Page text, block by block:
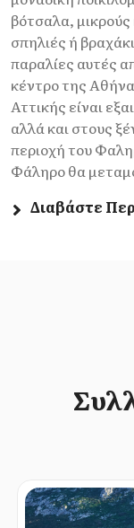
βότσαλα,
σπηλιές ή
παραλίες αυτές
κέντρο της
Αττικής είναι
αλλά και στους
περιοχή του
Φάληρο θα
Διαβάστε